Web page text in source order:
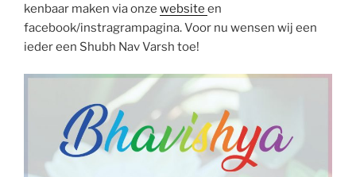
kenbaar maken via onze website en
facebook/instragrampagina. Voor nu wensen wij een
ieder een Shubh Nav Varsh toe!